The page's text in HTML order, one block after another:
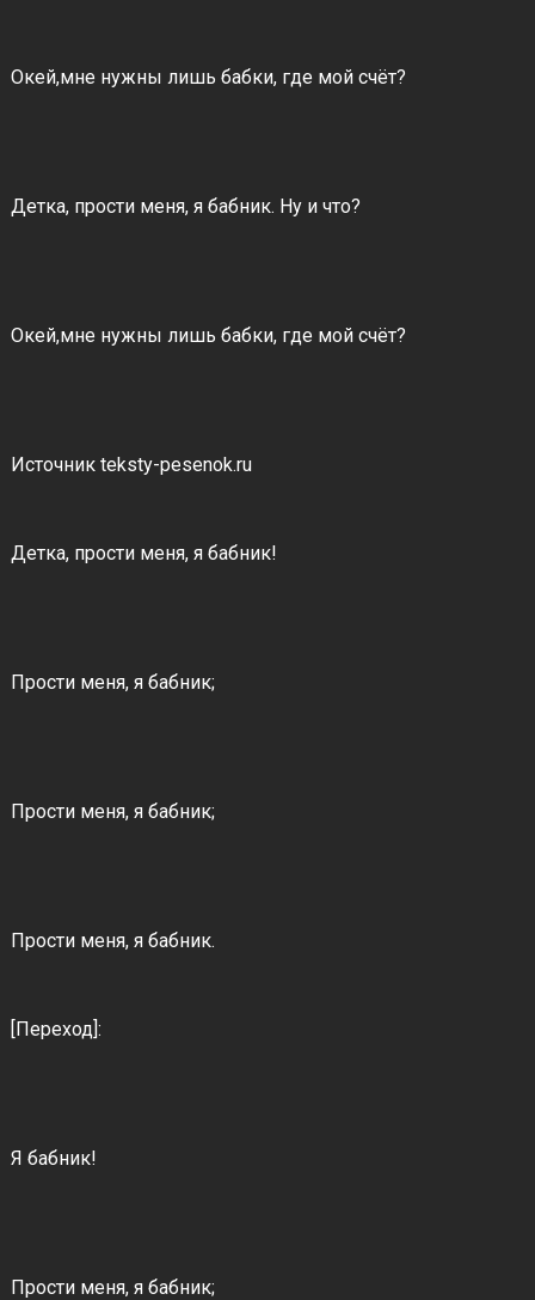
Окей,мне нужны лишь бабки, где мой счёт?
Детка, прости меня, я бабник. Ну и что?
Окей,мне нужны лишь бабки, где мой счёт?
Источник teksty-pesenok.ru
Детка, прости меня, я бабник!
Прости меня, я бабник;
Прости меня, я бабник;
Прости меня, я бабник.
[Переход]:
Я бабник!
Прости меня, я бабник;